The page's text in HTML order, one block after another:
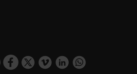
visit_valencia/
www.youtube.com/user/
https://www.facebook.com/
https://twitter.com/
https://vimeo.com/
https://www.linkedin.com/company/turismo-valencia/https://api.whatsapp.com/send/